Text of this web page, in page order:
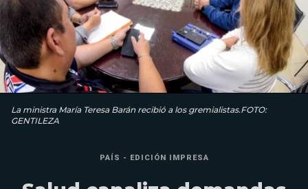
La ministra María Teresa Barán recibió a los gremialistas.FOTO:
GENTILEZA
PAÍS - EDICIÓN IMPRESA